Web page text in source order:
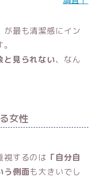
最も清潔感にイン
と見られない、なん
女性
視するのは 「自分自
う側面も大きいでし